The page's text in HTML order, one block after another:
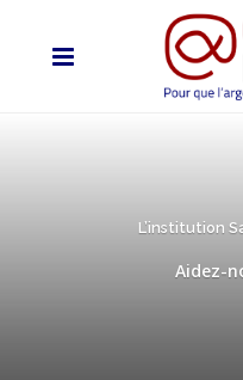
L’institution
Aidez-